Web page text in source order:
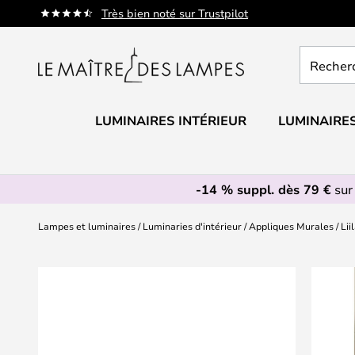
Très bien noté sur Trustpilot
Allez
au
un
LUMINAIRES INTÉRIEUR
-14 % suppl. dès 79 €
Lampes et luminaires Luminaries d'intérieur Appliques Murales